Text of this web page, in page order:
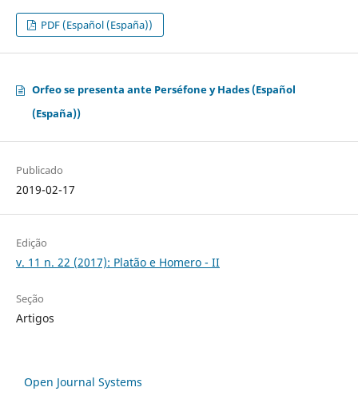
PDF (Español (España))
Orfeo se presenta ante Perséfone y Hades (Español
(España))
Publicado
2019-02-17
Edição
v. 11 n. 22 (2017): Platão e Homero - II
Seção
Artigos
Open Journal Systems